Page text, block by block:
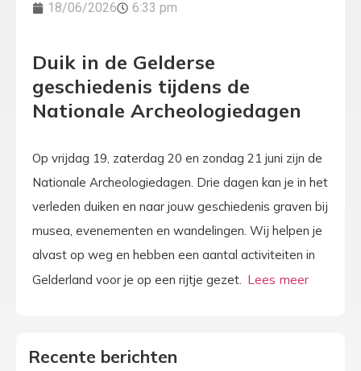
18/06/2026 6:33 pm
Duik in de Gelderse
geschiedenis tijdens de
Nationale Archeologiedagen
Op vrijdag 19, zaterdag 20 en zondag 21 juni zijn de
Nationale Archeologiedagen. Drie dagen kan je in het
verleden duiken en naar jouw geschiedenis graven bij
musea, evenementen en wandelingen. Wij helpen je
alvast op weg en hebben een aantal activiteiten in
Gelderland voor je op een rijtje gezet.
Recente berichten